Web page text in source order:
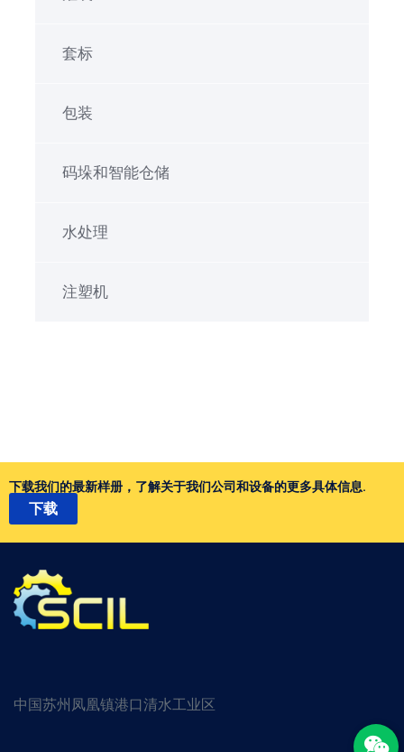
套标
包装
码垛和智能仓储
水处理
注塑机
下载我们的最新样册，了解关于我们公司和设备的更多具体信息.
下载
中国苏州凤凰镇港口清水工业区